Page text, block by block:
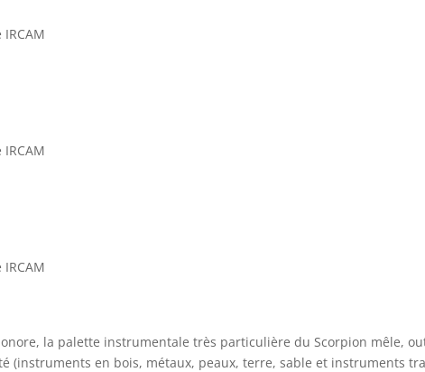
la palette instrumentale très particulière du Scorpion mêle,
(instruments en bois, métaux, peaux, terre, sable et instruments